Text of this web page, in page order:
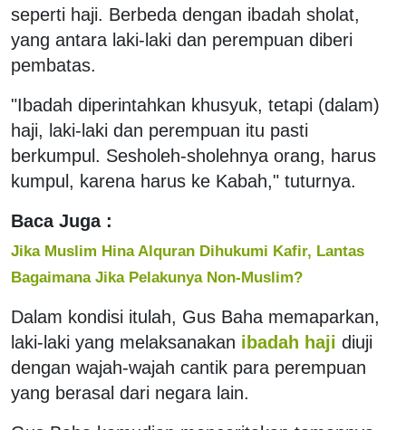
seperti haji. Berbeda dengan ibadah sholat,
yang antara laki-laki dan perempuan diberi
pembatas.
"Ibadah diperintahkan khusyuk, tetapi (dalam)
haji, laki-laki dan perempuan itu pasti
berkumpul. Sesholeh-sholehnya orang, harus
kumpul, karena harus ke Kabah," tuturnya.
Baca Juga :
Jika Muslim Hina Alquran Dihukumi Kafir, Lantas
Bagaimana Jika Pelakunya Non-Muslim?
Dalam kondisi itulah, Gus Baha memaparkan,
laki-laki yang melaksanakan ibadah haji diuji
dengan wajah-wajah cantik para perempuan
yang berasal dari negara lain.